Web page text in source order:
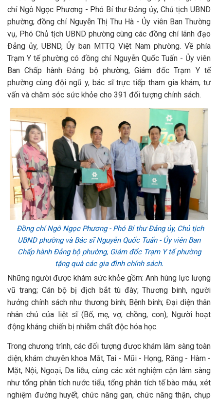
chí Ngô Ngọc Phương - Phó Bí thư Đảng ủy, Chủ tịch UBND
phường; đồng chí Nguyễn Thị Thu Hà - Ủy viên Ban Thường
vụ, Phó Chủ tịch UBND phường cùng các đồng chí lãnh đạo
Đảng ủy, UBND, Ủy ban MTTQ Việt Nam phường. Về phía
Trạm Y tế phường có đồng chí Nguyễn Quốc Tuấn - Ủy viên
Ban Chấp hành Đảng bộ phường, Giám đốc Trạm Y tế
phường cùng đội ngũ y, bác sĩ trực tiếp tham gia khám, tư
vấn và chăm sóc sức khỏe cho 391 đối tượng chính sách.
Đồng chí Ngô Ngọc Phương - Phó Bí thư Đảng ủy, Chủ tịch
UBND phường và Bác sĩ Nguyễn Quốc Tuấn - Ủy viên Ban
Chấp hành Đảng bộ phường, Giám đốc Trạm Y tế phường
tặng quà các gia đình chính sách.
Những người được khám sức khỏe gồm: Anh hùng lực lượng
vũ trang; Cán bộ bị địch bắt tù đày; Thương binh, người
hưởng chính sách như thương binh; Bệnh binh; Đại diện thân
nhân chủ của liệt sĩ (Bố, mẹ, vợ, chồng, con); Người hoạt
động kháng chiến bị nhiễm chất độc hóa học.
Trong chương trình, các đối tượng được khám lâm sàng toàn
diện, khám chuyên khoa Mắt, Tai - Mũi - Họng, Răng - Hàm -
Mặt, Nội, Ngoại, Da liễu, cùng các xét nghiệm cận lâm sàng
như tổng phân tích nước tiểu, tổng phân tích tế bào máu, xét
nghiệm đường huyết, chức năng gan, chức năng thận, chụp